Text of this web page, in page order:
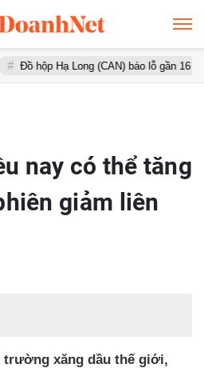
Long (CAN) báo lỗ gần 16 tỷ đồng, tài
nay có thể tăng
giảm liên
trường xăng dầu thế giới,